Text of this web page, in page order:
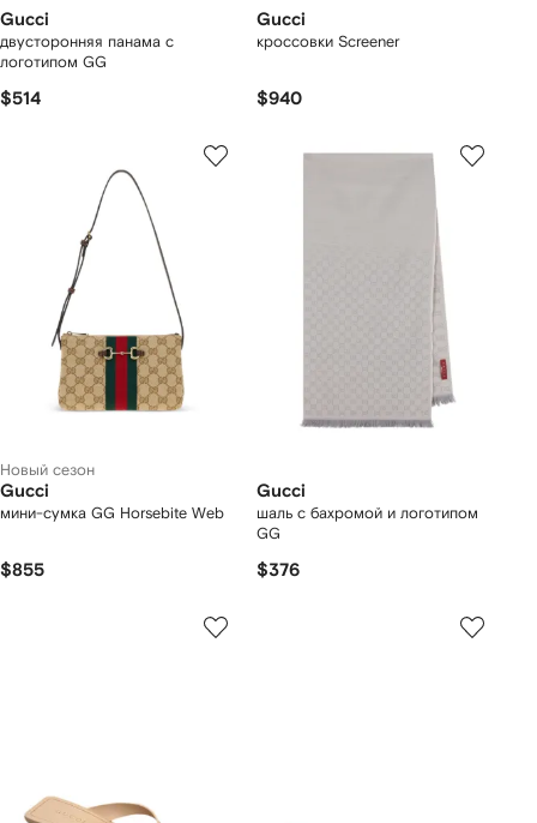
Gucci
двусторонняя панама с
логотипом GG
$514
Gucci
кроссовки Screener
$940
Новый сезон
Gucci
мини-сумка GG Horsebite Web
$855
Gucci
шаль с бахромой и логотипом
GG
$376